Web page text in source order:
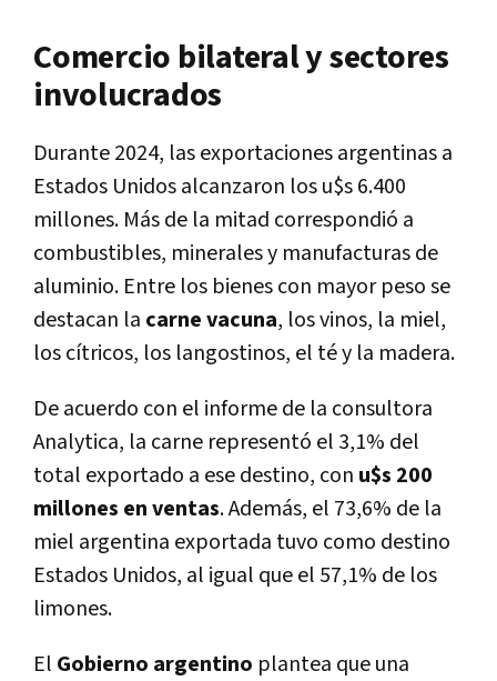
Comercio bilateral y sectores
involucrados
Durante 2024, las exportaciones argentinas a
Estados Unidos alcanzaron los u$s 6.400
millones. Más de la mitad correspondió a
combustibles, minerales y manufacturas de
aluminio. Entre los bienes con mayor peso se
destacan la carne vacuna, los vinos, la miel,
los cítricos, los langostinos, el té y la madera.
De acuerdo con el informe de la consultora
Analytica, la carne representó el 3,1% del
total exportado a ese destino, con u$s 200
millones en ventas. Además, el 73,6% de la
miel argentina exportada tuvo como destino
Estados Unidos, al igual que el 57,1% de los
limones.
El Gobierno argentino plantea que una